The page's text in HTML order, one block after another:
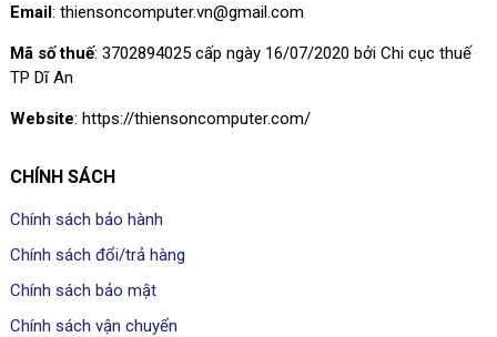
Email: thiensoncomputer.vn@gmail.com
Mã số thuế: 3702894025 cấp ngày 16/07/2020 bởi Chi cục thuế
TP Dĩ An
Website: https://thiensoncomputer.com/
CHÍNH SÁCH
Chính sách bảo hành
Chính sách đổi/trả hàng
Chính sách bảo mật
Chính sách vận chuyển